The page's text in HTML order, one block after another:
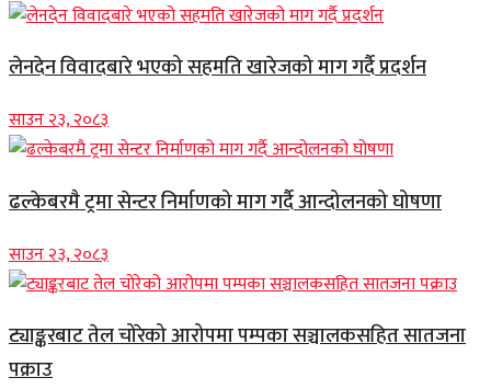
लेनदेन विवादबारे भएको सहमति खारेजको माग गर्दै प्रदर्शन
साउन २३, २०८३
ढल्केबरमै ट्रमा सेन्टर निर्माणको माग गर्दै आन्दोलनको घोषणा
साउन २३, २०८३
ट्याङ्करबाट तेल चोरेको आरोपमा पम्पका सञ्चालकसहित सातजना
पक्राउ